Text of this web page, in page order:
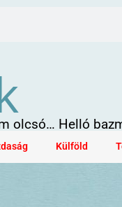
olcsó… Helló
Külföld